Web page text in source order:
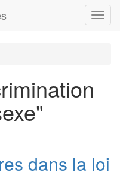
dans la loi